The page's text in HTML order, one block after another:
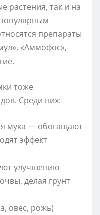
растения, так и на
препараты
«Аммофос»,
тоже
Среди них:
мука — обогащают
эффект
улучшению
делая грунт
овес, рожь)